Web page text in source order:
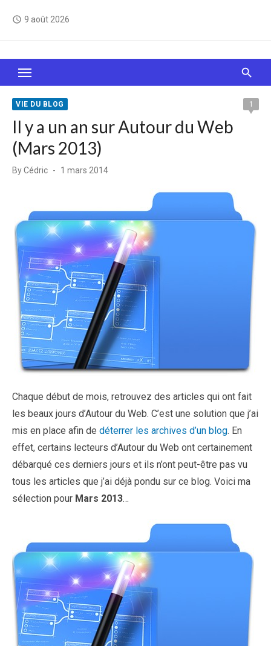
access_time 9 août 2026
Le Web, c'est comme une boîte de chocolats… On
sait jamais sur quoi on va tomber !
VIE DU BLOG 1
Il y a un an sur Autour du Web
(Mars 2013)
ByCédric
Posted
1 mars 2014
Chaque début de mois, retrouvez des articles qui ont fait
les beaux jours d’Autour du Web. C’est une solution que j’ai
mis en place afin de déterrer les archives d’un blog. En
effet, certains lecteurs d’Autour du Web ont certainement
débarqué ces derniers jours et ils n’ont peut-être pas vu
tous les articles que j’ai déjà pondu sur ce blog. Voici ma
sélection pour Mars 2013…